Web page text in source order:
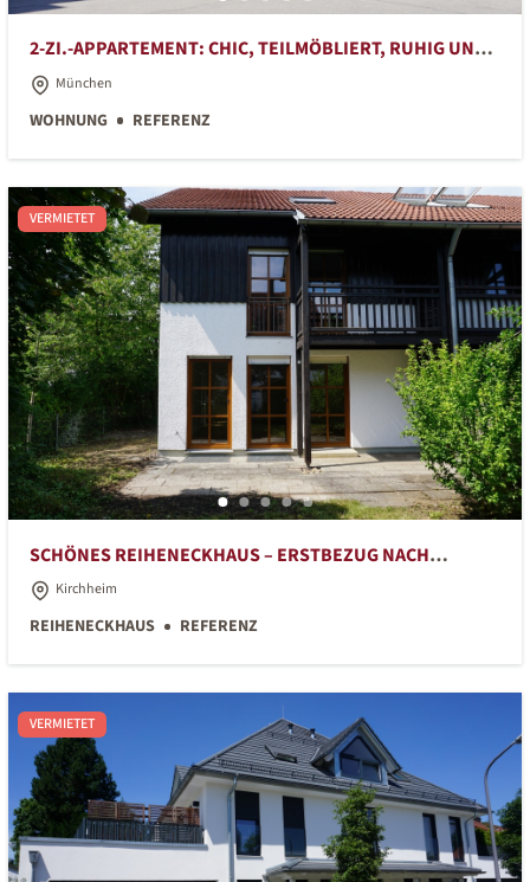
2-ZI.-APPARTEMENT: CHIC, TEILMÖBLIERT, RUHIG UND
ZENTRAL
München
WOHNUNG REFERENZ
VERMIETET
SCHÖNES REIHENECKHAUS – ERSTBEZUG NACH
RENOVIERUNG
Kirchheim
REIHENECKHAUS REFERENZ
VERMIETET